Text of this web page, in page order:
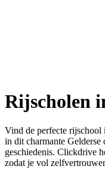
Rijscholen
Vind de perfecte rijschool
in dit charmante
geschiedenis. Clickdrive
zodat je vol